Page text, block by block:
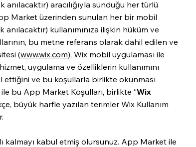
anılacaktır) aracılığıyla sunduğu her türlü
Market üzerinden sunulan her bir mobil
anılacaktır) kullanımınıza ilişkin hüküm ve
bu metne referans olarak dahil edilen ve
(www.wix.com), Wix mobil uygulaması ile
uygulama ve özelliklerin kullanımını
ettiğini ve bu koşullarla birlikte okunması
bu App Market Koşulları, birlikte “Wix
büyük harfle yazılan terimler Wix Kullanım
kalmayı kabul etmiş olursunuz. App Market ile